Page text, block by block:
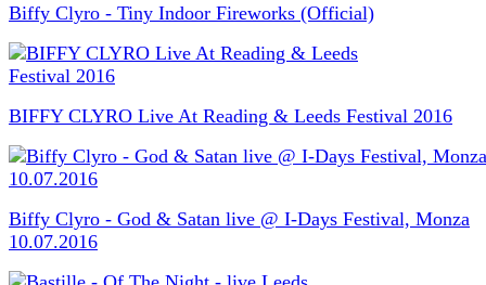
Biffy Clyro - Tiny Indoor Fireworks (Official)
BIFFY CLYRO Live At Reading & Leeds Festival 2016
Biffy Clyro - God & Satan live @ I-Days Festival, Monza
10.07.2016